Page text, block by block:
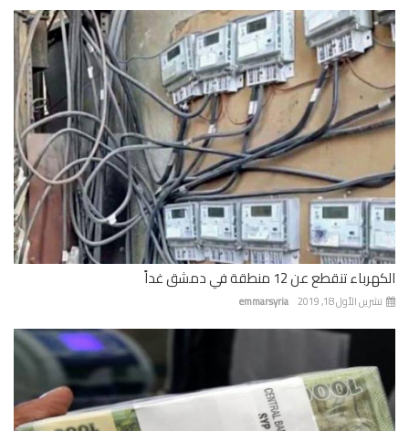
تنقطع عن 12 منطقة في دمشق غداً
emmarsyria الأول 18, 2019